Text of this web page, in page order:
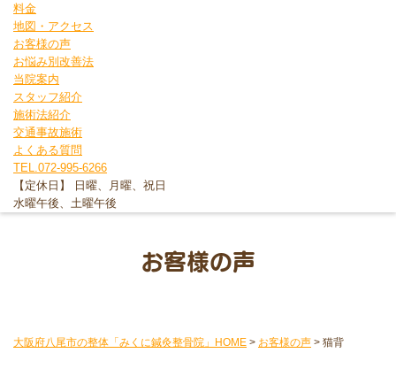
料金
地図・アクセス
お客様の声
お悩み別改善法
当院案内
スタッフ紹介
施術法紹介
交通事故施術
よくある質問
TEL.072-995-6266
【定休日】 日曜、月曜、祝日
水曜午後、土曜午後
お客様の声
大阪府八尾市の整体「みくに鍼灸整骨院」HOME > お客様の声 > 猫背